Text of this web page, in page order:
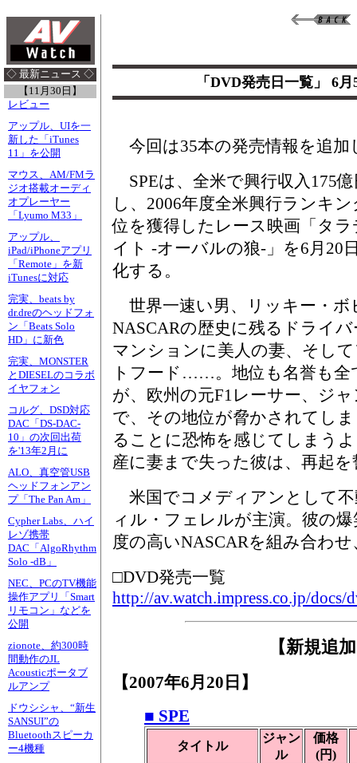
◇ 最新ニュース ◇
【11月30日】
レビュー
アップル、UIを一
新した「iTunes
11」を公開
マウス、AM/FMラ
ジオ搭載オーディ
オプレーヤー
「Lyumo M33」
アップル、
iPad/iPhoneアプリ
「Remote」を新
iTunesに対応
完実、beats by
dr.dreのヘッドフォ
ン「Beats Solo
HD」に新色
完実、MONSTER
とDIESELのコラボ
イヤフォン
コルグ、DSD対応
DAC「DS-DAC-
10」の次回出荷
を'13年2月に
ALO、真空管USB
ヘッドフォンアン
プ「The Pan Am」
Cypher Labs、ハイ
レゾ携帯
DAC「AlgoRhythm
Solo -dB」
NEC、PCのTV機能
操作アプリ「Smart
リモコン」などを
公開
zionote、約300時
間動作のJL
Acousticポータブ
ルアンプ
ドウシシャ、“新生
SANSUI”の
Bluetoothスピーカ
ー4機種
「DVD発売日一覧」 6
今回は35本の発売情報を追加
SPEは、全米で興行収入175
し、2006年度全米興行ランキ
位を獲得したレース映画「タ
イト -オーバルの狼-」を6月20
化する。
世界一速い男、リッキー・ボ
NASCARの歴史に残るドライバ
マンションに美人の妻、そし
トフード……。地位も名誉も全
が、欧州の元F1レーサー、ジ
で、その地位が脅かされてし
ることに恐怖を感じてしまう
産に妻まで失った彼は、再起
米国でコメディアンとして
ィル・フェレルが主演。彼の
度の高いNASCARを組み合わ
□DVD発売一覧
http://av.watch.impress.co.jp/docs/
【新規追
【2007年6月20日】
■ SPE
タイトル
ジャン
ル
価格
(円)